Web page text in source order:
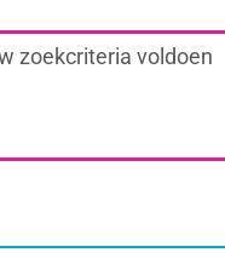
zoekcriteria voldoen